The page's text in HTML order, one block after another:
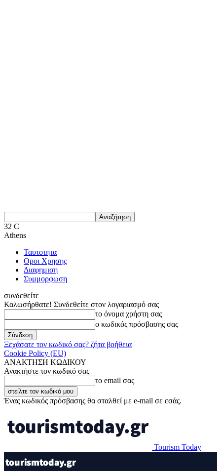
32 C
Athens
Ταυτοτητα
Οροι Χρησης
Διαφημιση
Συμμορφωση
συνδεθείτε
Καλωσήρθατε! Συνδεθείτε στον λογαριασμό σας
το όνομα χρήστη σας
ο κωδικός πρόσβασης σας
Ξεχάσατε τον κωδικό σας? ζήτα βοήθεια
Cookie Policy (EU)
ΑΝΑΚΤΗΣΗ ΚΩΔΙΚΟΥ
Ανακτήστε τον κωδικό σας
το email σας
Ένας κωδικός πρόσβασης θα σταλθεί με e-mail σε εσάς.
Tourism Today